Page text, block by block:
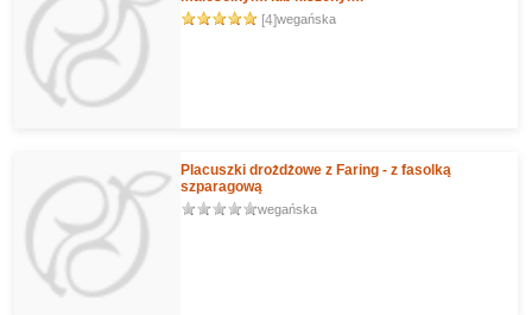
[4]wegańska
Placuszki drożdżowe z Faring - z fasolką
szparagową
wegańska